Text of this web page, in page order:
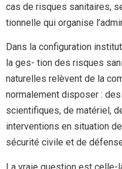
cas de risques sanitaires,
tionnelle qui organise
Dans la configuration
la ges- tion des risques
naturelles relèvent de la
normalement disposer :
scientifiques, de matériel,
interventions en situation
sécurité civile et de
La vraie question est celle-